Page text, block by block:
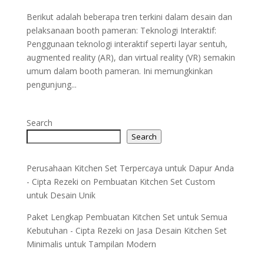
Berikut adalah beberapa tren terkini dalam desain dan
pelaksanaan booth pameran: Teknologi Interaktif:
Penggunaan teknologi interaktif seperti layar sentuh,
augmented reality (AR), dan virtual reality (VR) semakin
umum dalam booth pameran. Ini memungkinkan
pengunjung...
Search
Search
Perusahaan Kitchen Set Terpercaya untuk Dapur Anda
- Cipta Rezeki on Pembuatan Kitchen Set Custom
untuk Desain Unik
Paket Lengkap Pembuatan Kitchen Set untuk Semua
Kebutuhan - Cipta Rezeki on Jasa Desain Kitchen Set
Minimalis untuk Tampilan Modern